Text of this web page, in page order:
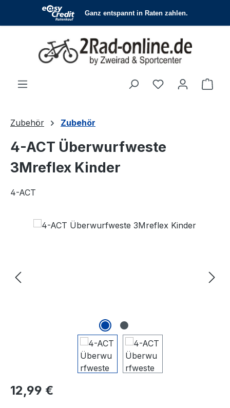
Zum Hauptinhalt springen
Du hast 0
Zubehör Zubehör
4-ACT Überwurfweste
3Mreflex Kinder
4-ACT
Regulärer Preis:
12,99 €